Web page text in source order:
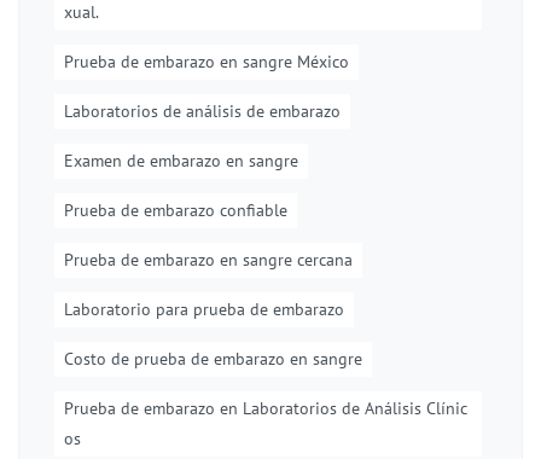
xual.
Prueba de embarazo en sangre México
Laboratorios de análisis de embarazo
Examen de embarazo en sangre
Prueba de embarazo confiable
Prueba de embarazo en sangre cercana
Laboratorio para prueba de embarazo
Costo de prueba de embarazo en sangre
Prueba de embarazo en Laboratorios de Análisis Clínic
os